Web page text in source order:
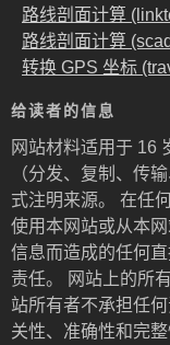
路线剖面计算
路线剖面计算
转换 GPS 坐标
给读者的信息
网站材料适用于 16
（分发、复制、传
式注明来源。 在任
使用本网站或从本
信息而造成的任何
责任。 网站上的所
站所有者不承担任
关性、准确性和完整